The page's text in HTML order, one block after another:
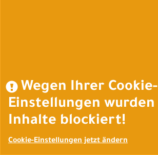
Wegen Ihrer Cookie-
Einstellungen
Inhalte blockiert!
Cookie-Einstellungen jetzt ändern